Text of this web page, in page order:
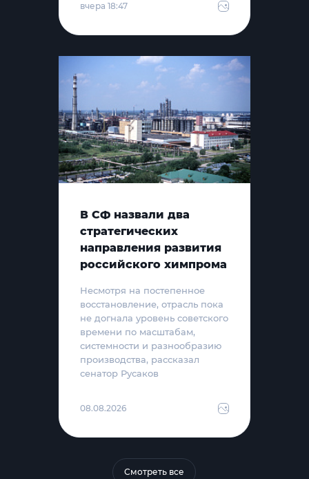
вчера 18:47
В СФ назвали два
стратегических
направления развития
российского химпрома
Несмотря на постепенное
восстановление, отрасль пока
не догнала уровень советского
времени по масштабам,
системности и разнообразию
производства, рассказал
сенатор Русаков
08.08.2026
Смотреть все